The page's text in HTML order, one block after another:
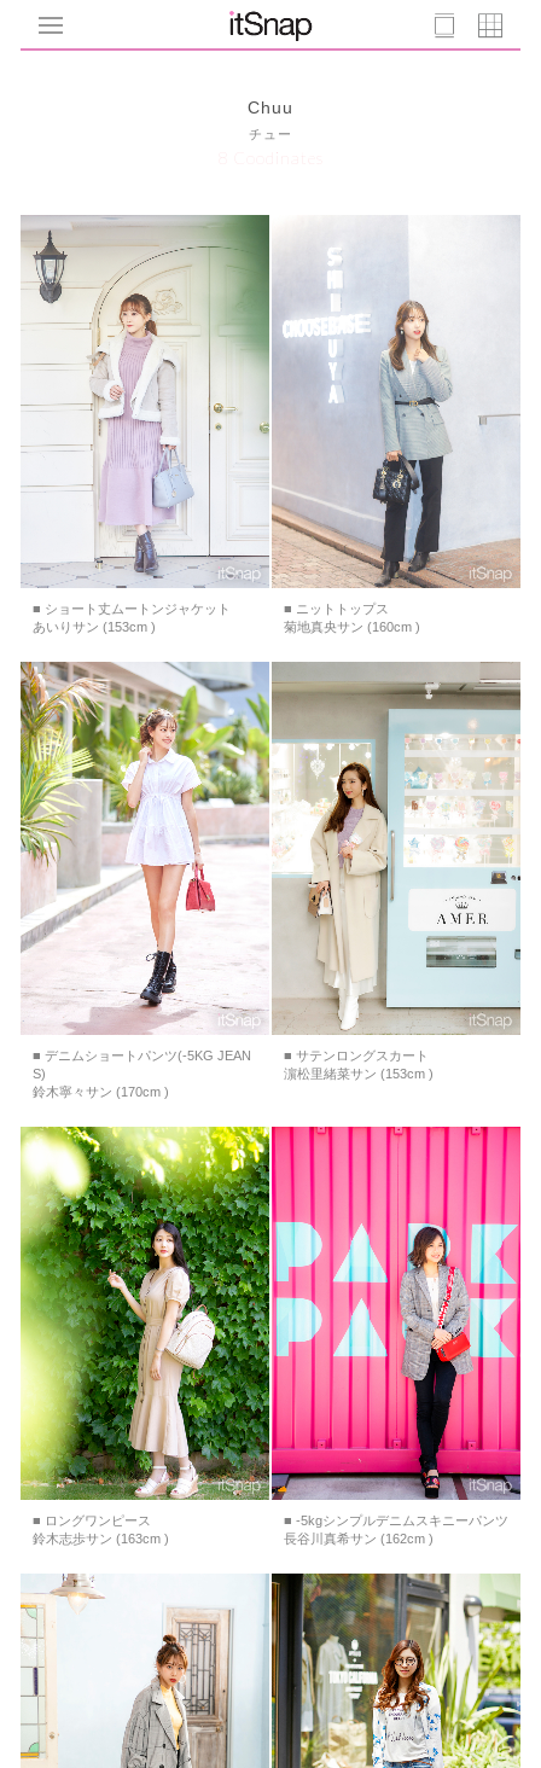
Chuu
チュー
8 Coodinates
■ ショート丈ムートンジャケット
あいりサン (153cm )
■ ニットトップス
菊地真央サン (160cm )
■ デニムショートパンツ(-5KG JEAN
S)
鈴木寧々サン (170cm )
■ サテンロングスカート
濵松里緒菜サン (153cm )
■ ロングワンピース
鈴木志歩サン (163cm )
■ -5kgシンプルデニムスキニーパンツ
長谷川真希サン (162cm )